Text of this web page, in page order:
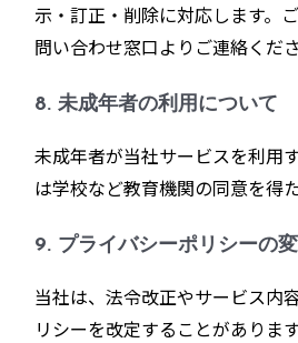
示・訂正・削除に対応します。
問い合わせ窓口よりご連絡くださ
8. 未成年者の利用について
未成年者が当社サービスを利用
は学校など教育機関の同意を得
9. プライバシーポリシーの
当社は、法令改正やサービス内
リシーを改定することがありま